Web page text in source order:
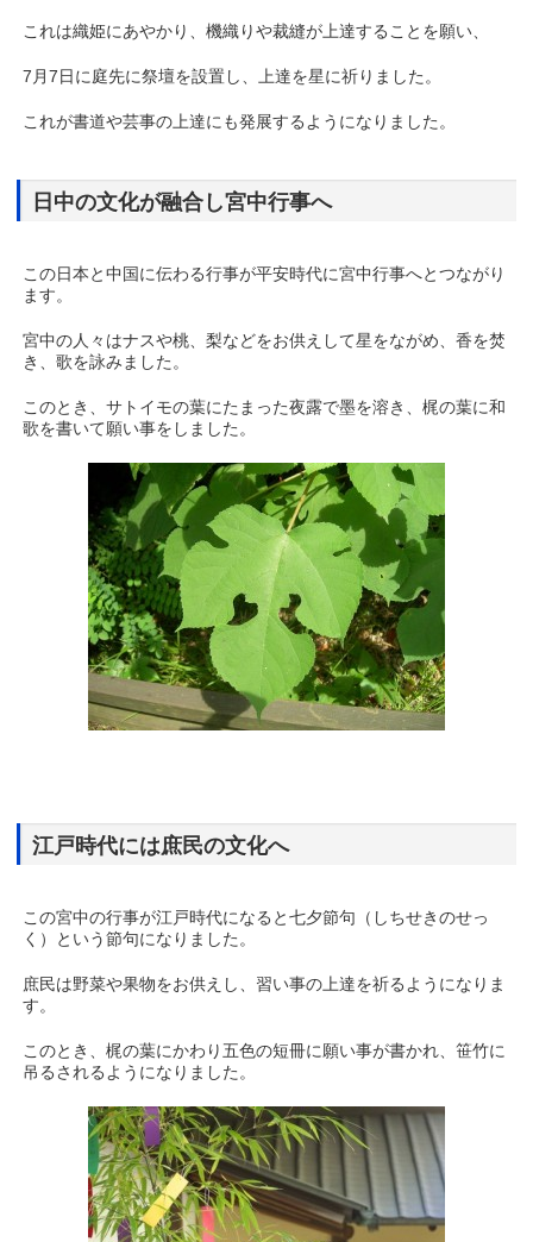
これは織姫にあやかり、機織りや裁縫が上達することを願い、
7月7日に庭先に祭壇を設置し、上達を星に祈りました。
これが書道や芸事の上達にも発展するようになりました。
日中の文化が融合し宮中行事へ
この日本と中国に伝わる行事が平安時代に宮中行事へとつながり
ます。
宮中の人々はナスや桃、梨などをお供えして星をながめ、香を焚
き、歌を詠みました。
このとき、サトイモの葉にたまった夜露で墨を溶き、梶の葉に和
歌を書いて願い事をしました。
江戸時代には庶民の文化へ
この宮中の行事が江戸時代になると七夕節句（しちせきのせっ
く）という節句になりました。
庶民は野菜や果物をお供えし、習い事の上達を祈るようになりま
す。
このとき、梶の葉にかわり五色の短冊に願い事が書かれ、笹竹に
吊るされるようになりました。